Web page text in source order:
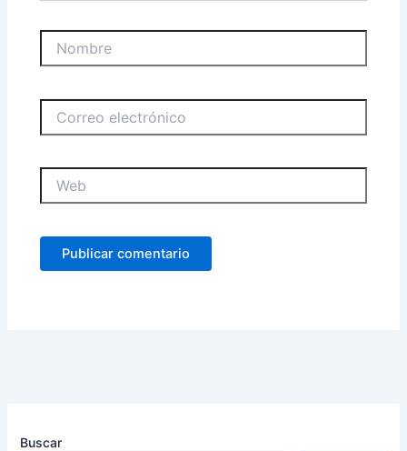
electrónico
Buscar